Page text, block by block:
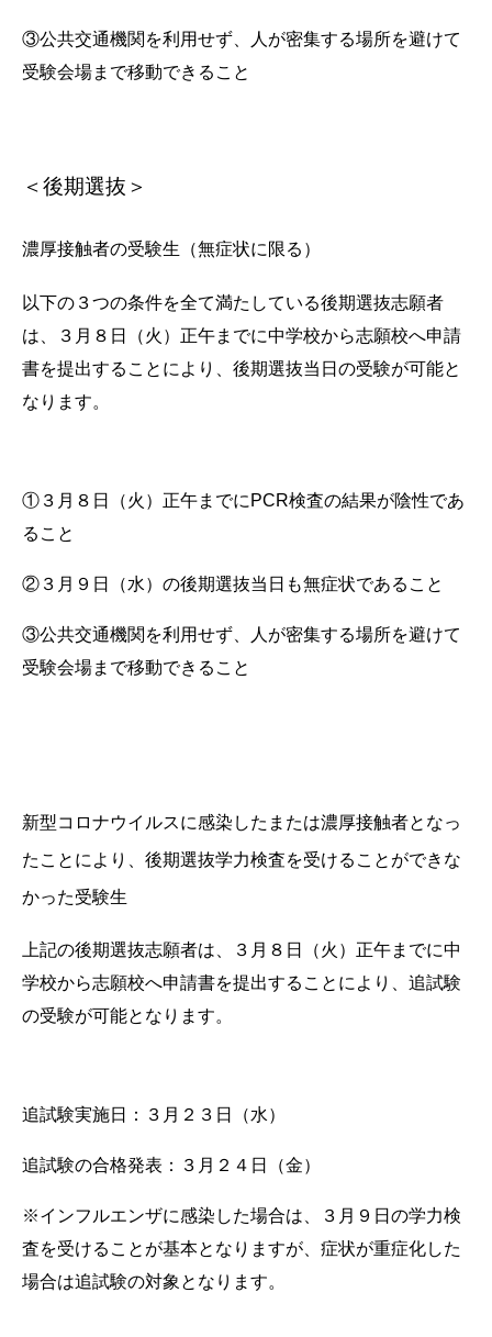
③公共交通機関を利用せず、人が密集する場所を避けて
受験会場まで移動できること
＜後期選抜＞
濃厚接触者の受験生（無症状に限る）
以下の３つの条件を全て満たしている後期選抜志願者
は、３月８日（火）正午までに中学校から志願校へ申請
書を提出することにより、後期選抜当日の受験が可能と
なります。
①３月８日（火）正午までにPCR検査の結果が陰性であ
ること
②３月９日（水）の後期選抜当日も無症状であること
③公共交通機関を利用せず、人が密集する場所を避けて
受験会場まで移動できること
新型コロナウイルスに感染したまたは濃厚接触者となっ
たことにより、後期選抜学力検査を受けることができな
かった受験生
上記の後期選抜志願者は、３月８日（火）正午までに中
学校から志願校へ申請書を提出することにより、追試験
の受験が可能となります。
追試験実施日：３月２３日（水）
追試験の合格発表：３月２４日（金）
※インフルエンザに感染した場合は、３月９日の学力検
査を受けることが基本となりますが、症状が重症化した
場合は追試験の対象となります。